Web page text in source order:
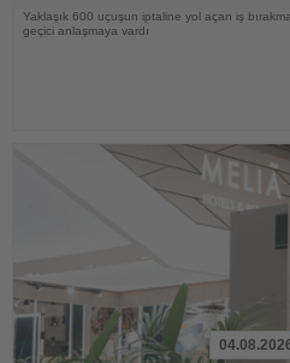
Yaklaşık 600 uçuşun iptaline yol açan iş
geçici anlaşmaya vardı